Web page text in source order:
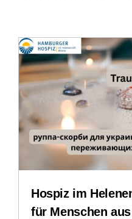
Stellenangebote
Downloads
Impressum
Interner Bereich
Hospiz im
für Menschen